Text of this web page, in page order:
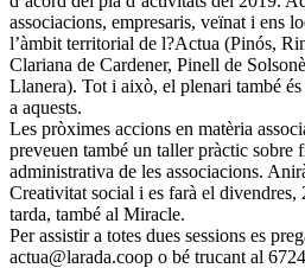
associacions, empresaris, veïnat i ens
l’àmbit territorial de l?Actua (Pinós,
Clariana de Cardener, Pinell de
Llanera). Tot i això, el plenari també
a aquests.
Les pròximes accions en matèria
preveuen també un taller pràctic sobre
administrativa de les associacions.
Creativitat social i es farà el divendres,
tarda, també al Miracle.
Per assistir a totes dues sessions es
actua@larada.coop o bé trucant al